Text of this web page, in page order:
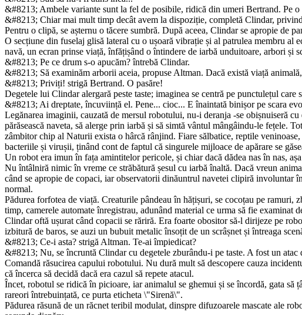
&#8213; Ambele variante sunt la fel de posibile, ridică din umeri Bertrand. Pe o
&#8213; Chiar mai mult timp decât avem la dispoziție, completă Clin­dar,
Pentru o clipă, se așternu o tăcere sumbră. După aceea, Clindar se apropie de
O secțiune din fuselaj glisă lateral cu o ușoară vibrație și al patru­lea membru
navă, un ecran prinse viață, înfățișând o întindere de iarbă unduitoare, arbori și
&#8213; Pe ce drum s-o apucăm? întrebă Clindar.
&#8213; Să examinăm arborii aceia, propuse Altman. Dacă există viață
&#8213; Priviți! strigă Bertrand. O pasăre!
Degetele lui Clindar alergară peste taste; imaginea se centră pe punctulețul
&#8213; Ai dreptate, încuviință el. Pene... cioc... E înaintată binișor pe scara
Legănarea imaginii, cauzată de mersul robotului, nu-i deranja -se obișnuiseră
părăsească naveta, să alerge prin iarbă și să simtă vântul mângâindu-le fețele.
zâmbitor chip al Naturii exista o hârcă rânjind. Fiare sălbatice, reptile
bacteriile și virușii, ținând cont de faptul că singurele mijloace de apărare se
Un robot era imun în fața amintitelor pericole, și chiar dacă dădea nas în nas,
Nu întâlniră nimic în vreme ce străbătură șesul cu iarbă înaltă. Dacă vreun
când se apropie de copaci, iar observatorii dinăuntrul navetei clipiră involuntar
normal.
Pădurea forfotea de viață. Creaturile pândeau în hățișuri, se coco­țau pe
timp, camerele automate înregistrau, adunând material ce urma să fie examinat
Clindar oftă ușurat când copacii se răriră. Era foarte obositor să-l dirijeze pe
izbitură de baros, se auzi un bubuit metalic însoțit de un scrâșnet și întreaga
&#8213; Ce-i asta? strigă Altman. Te-ai împiedicat?
&#8213; Nu, se încruntă Clindar cu degetele zburându-i pe taste. A fost un
Comandă răsucirea capului robotului. Nu dură mult să descope­re cauza
că încerca să decidă dacă era cazul să repete atacul.
Încet, robotul se ridică în picioare, iar animalul se ghemui și se încordă, gata să
rareori întrebuințată, ce purta eticheta \"Sirenă\".
Pădurea răsună de un răcnet teribil modulat, dinspre difuzoarele mascate ale